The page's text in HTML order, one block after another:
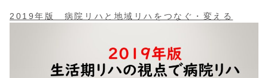
2019年版 病院リハと地域リハをつなぐ・変える